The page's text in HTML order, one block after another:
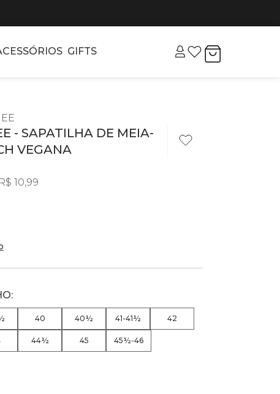
GIFTS
- SAPATILHA DE MEIA-
VEGANA
R$ 10,99
40 40½ 41-41½ 42
44½ 45 45½-46